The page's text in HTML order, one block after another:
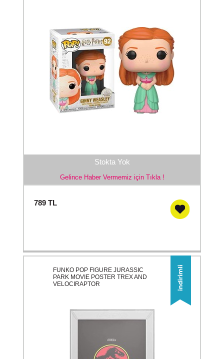
Stokta Yok
Gelince Haber Vermemiz için Tıkla !
789 TL
FUNKO POP FIGURE JURASSIC
PARK MOVIE POSTER TREX AND
VELOCIRAPTOR